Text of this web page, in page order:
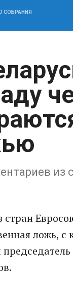
СОБРАНИЯ
из
ложь, с